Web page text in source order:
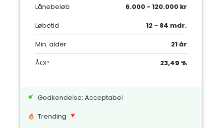
Lånebeløb
6.000 - 120.000 kr
Løbetid
12 - 84 mdr.
Min. alder
21 år
ÅOP
23,49 %
Godkendelse: Acceptabel
Trending